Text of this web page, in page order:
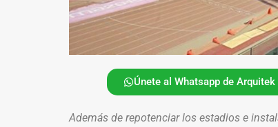
Únete al Whatsapp de Arquitek
Además de repotenciar los estadios e